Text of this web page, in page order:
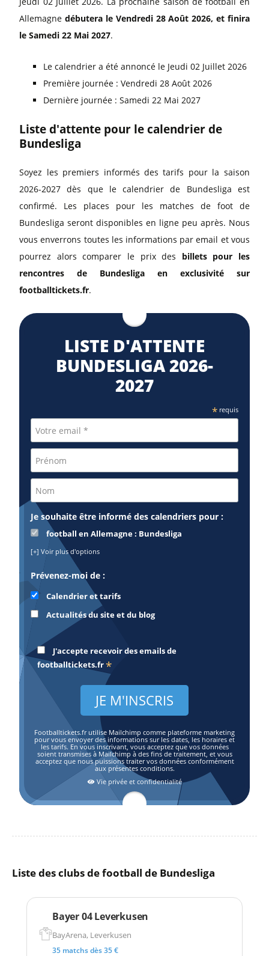
Allemagnedébutera le Vendredi 28 Août 2026, et finira
le Samedi 22 Mai 2027.
Le calendrier a été annoncé le Jeudi 02 Juillet 2026
Première journée : Vendredi 28 Août 2026
Dernière journée : Samedi 22 Mai 2027
Liste d'attente pour le calendrier de
Bundesliga
Soyez les premiers informés des tarifs pour la saison
2026-2027 dès que le calendrier de Bundesliga est
confirmé. Les places pour les matches de foot de
Bundesliga seront disponibles en ligne peu après. Nous
vous enverrons toutes les informations par email et vous
pourrez alors comparer le prix des billets pour les
rencontres de Bundesliga en exclusivité sur
footballtickets.fr.
LISTE D'ATTENTE
BUNDESLIGA 2026-
2027
*requis
Je souhaite être informé des calendriers pour :
football en Allemagne : Bundesliga
[+] Voir plus d'options
Prévenez-moi de :
Calendrier et tarifs
Actualités du site et du blog
J'accepte recevoir des emails de
footballtickets.fr *
Footballtickets.fr utilise Mailchimp comme plateforme marketing
pour vous envoyer des informations sur les dates, les horaires et
les tarifs. En vous inscrivant, vous acceptez que vos données
soient transmises à Mailchimp à des fins de traitement, et vous
acceptez que nous puissions traiter vos données conformément
aux présentes conditions.
Vie privée et confidentialité
Liste des clubs de football de Bundesliga
Bayer 04 Leverkusen
BayArena, Leverkusen
35 matchs dès 35 €